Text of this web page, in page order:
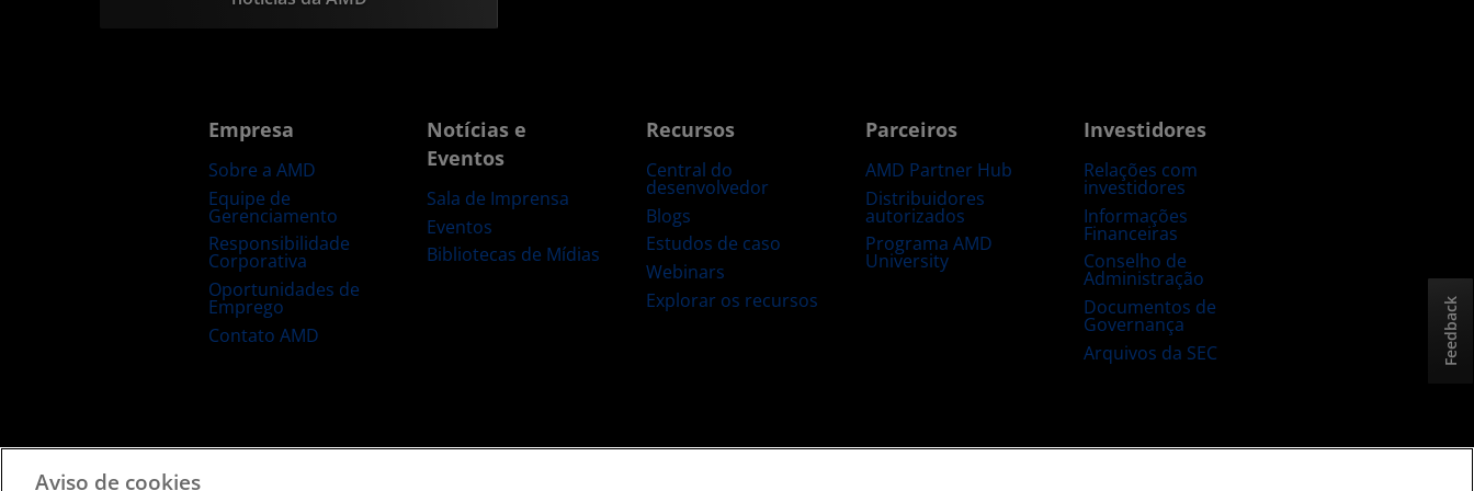
Feedback
Empresa
Sobre a AMD
Equipe de
Gerenciamento
Responsibilidade
Corporativa
Oportunidades de
Emprego
Contato AMD
Notícias e
Eventos
Sala de Imprensa
Eventos
Bibliotecas de Mídias
Recursos
Central do
desenvolvedor
Blogs
Estudos de caso
Webinars
Explorar os recursos
Parceiros
AMD Partner Hub
Distribuidores
autorizados
Programa AMD
University
Investidores
Relações com
investidores
Informações
Financeiras
Conselho de
Administração
Documentos de
Governança
Arquivos da SEC
Termos e Condições
Aviso de cookies